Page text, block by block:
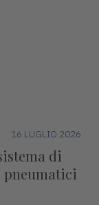
16 LUGLIO 2026
di